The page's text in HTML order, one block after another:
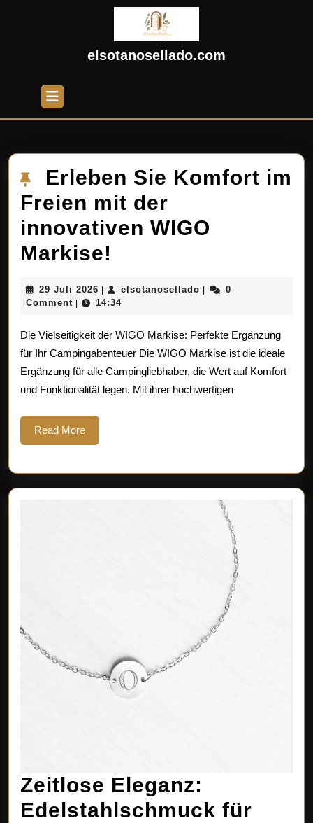
elsotanosellado.com
Open
Button
Erleben Sie Komfort im
Freien mit der
innovativen WIGO
Markise!
Komfort
im
Freien
mit
der
Markise!
29 Juli 2026 29
Juli
| elsotanosellado elsotanosellado
|
0
Comment | 14:34
Die Vielseitigkeit der WIGO Markise: Perfekte Ergänzung
für Ihr Campingabenteuer Die WIGO Markise ist die ideale
Ergänzung für alle Campingliebhaber, die Wert auf Komfort
und Funktionalität legen. Mit ihrer hochwertigen
Read MoreRead
More
Zeitlose Eleganz:
Edelstahlschmuck für